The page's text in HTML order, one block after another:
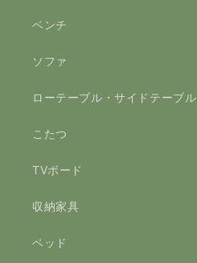
ベンチ
ソファ
ローテーブル・サイドテーブル
こたつ
TVボード
収納家具
ベッド